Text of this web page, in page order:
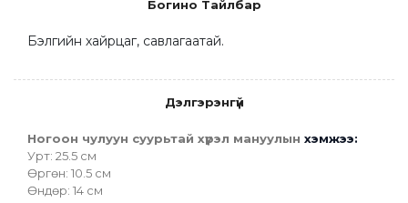
Богино Тайлбар
Бэлгийн хайрцаг, савлагаатай.
Дэлгэрэнгүй
Ногоон чулуун суурьтай хүрэл мануулын хэмжээ:
Урт: 25.5 см
Өргөн: 10.5 см
Өндөр: 14 см